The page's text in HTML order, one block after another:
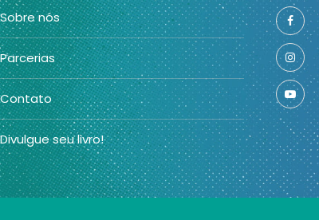
Sobre nós
Parcerias
Contato
Divulgue seu livro!